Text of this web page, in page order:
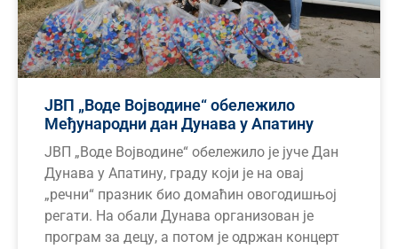
ЈВП „Воде Војводине“ обележило
Међународни дан Дунава у Апатину
ЈВП „Воде Војводине“ обележило је јуче Дан
Дунава у Апатину, граду који је на овај
„речни“ празник био домаћин овогодишњој
регати. На обали Дунава организован је
програм за децу, а потом је одржан концерт